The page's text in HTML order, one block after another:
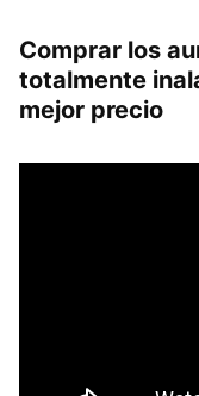
Comprar los
totalmente
mejor precio